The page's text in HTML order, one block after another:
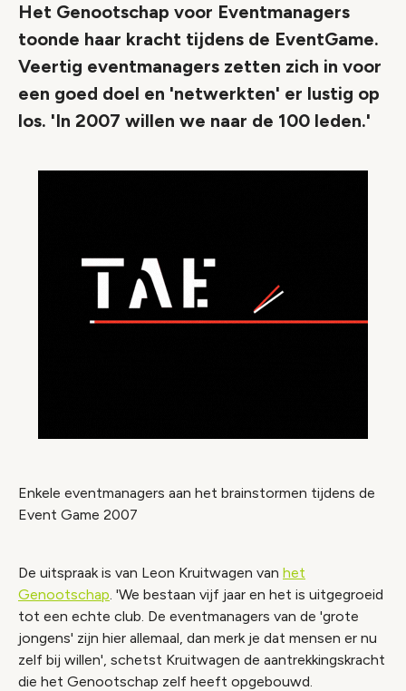
Het Genootschap voor Eventmanagers
toonde haar kracht tijdens de EventGame.
Veertig eventmanagers zetten zich in voor
een goed doel en 'netwerkten' er lustig op
los. 'In 2007 willen we naar de 100 leden.'
Enkele eventmanagers aan het brainstormen tijdens de
Event Game 2007
De uitspraak is van Leon Kruitwagen van het
Genootschap. 'We bestaan vijf jaar en het is uitgegroeid
tot een echte club. De eventmanagers van de 'grote
jongens' zijn hier allemaal, dan merk je dat mensen er nu
zelf bij willen', schetst Kruitwagen de aantrekkingskracht
die het Genootschap zelf heeft opgebouwd.